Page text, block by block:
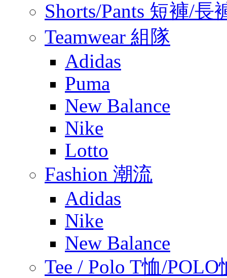
Shorts/Pants 短褲/長
Teamwear 組隊
Adidas
Puma
New Balance
Nike
Lotto
Fashion 潮流
Adidas
Nike
New Balance
Tee / Polo T恤/POLO